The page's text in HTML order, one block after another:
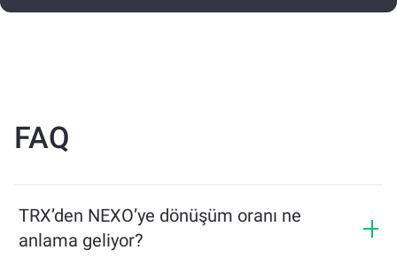
FAQ
TRX’den NEXO’ye dönüşüm oranı ne
anlama geliyor?